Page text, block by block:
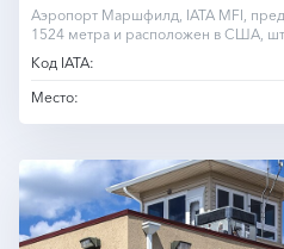
Аэропорт Маршфилд, IATA MFI,
1524 метра и расположен в США,
Код IATA:
Место: